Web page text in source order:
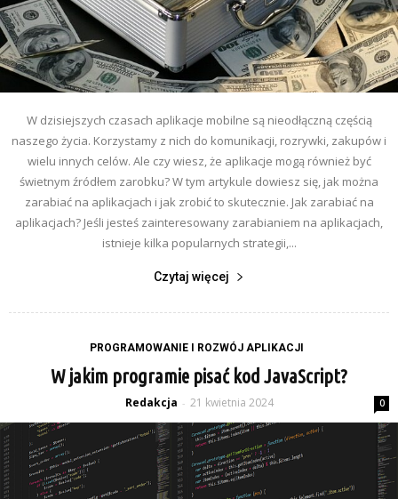
W dzisiejszych czasach aplikacje mobilne są nieodłączną częścią
naszego życia. Korzystamy z nich do komunikacji, rozrywki, zakupów i
wielu innych celów. Ale czy wiesz, że aplikacje mogą również być
świetnym źródłem zarobku? W tym artykule dowiesz się, jak można
zarabiać na aplikacjach i jak zrobić to skutecznie. Jak zarabiać na
aplikacjach? Jeśli jesteś zainteresowany zarabianiem na aplikacjach,
istnieje kilka popularnych strategii,...
Czytaj więcej
PROGRAMOWANIE I ROZWÓJ APLIKACJI
W jakim programie pisać kod JavaScript?
Redakcja - 21 kwietnia 2024 0